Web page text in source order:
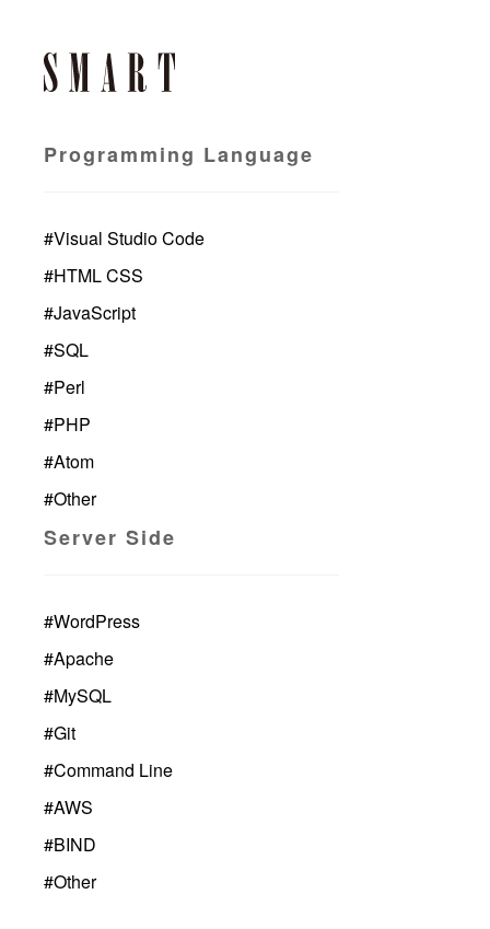
Programming Language
#Visual Studio Code
#HTML CSS
#JavaScript
#SQL
#Perl
#PHP
#Atom
#Other
Server Side
#WordPress
#Apache
#MySQL
#Git
#Command Line
#AWS
#BIND
#Other